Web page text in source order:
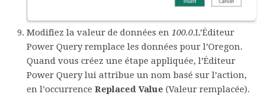
Modifiez la valeur de données en 100.0.L’Éditeur
Power Query remplace les données pour l’Oregon.
Quand vous créez une étape appliquée, l’Éditeur
Power Query lui attribue un nom basé sur l’action,
en l’occurrence Replaced Value (Valeur remplacée).